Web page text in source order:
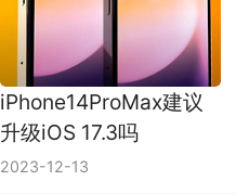
iPhone14ProMax建议
升级iOS 17.3吗
2023-12-13